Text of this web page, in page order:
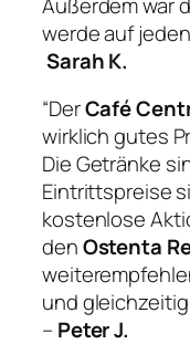
werde auf
Sarah K.
“DerCafé
wirklich gutes
Die Getränke
Eintrittspreise
kostenlose
denOstenta
und
– Peter J.